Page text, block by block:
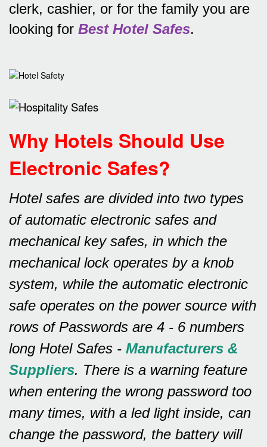
clerk, cashier, or for the family you are
looking for Best Hotel Safes.
Why Hotels Should Use
Electronic Safes?
Hotel safes are divided into two types
of automatic electronic safes and
mechanical key safes, in which the
mechanical lock operates by a knob
system, while the automatic electronic
safe operates on the power source with
rows of Passwords are 4 - 6 numbers
long Hotel Safes - Manufacturers &
Suppliers. There is a warning feature
when entering the wrong password too
many times, with a led light inside, can
change the password, the battery will